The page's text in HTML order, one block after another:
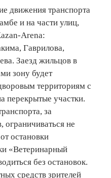
движения транспорта
и на части улиц,
Arena:
Гаврилова,
Заезд жильцов в
зону будет
территориям с
перекрытые участки.
за
ограничиваться не
остановки
«Ветеринарный
без остановок.
средств зрителей